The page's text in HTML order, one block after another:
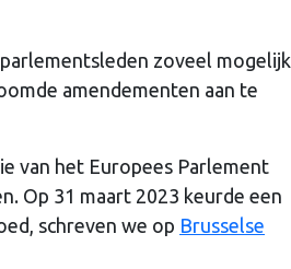
zoveel mogelijk
amendementen aan te
van het Europees Parlement
Op 31 maart 2023 keurde een
schreven we op Brusselse